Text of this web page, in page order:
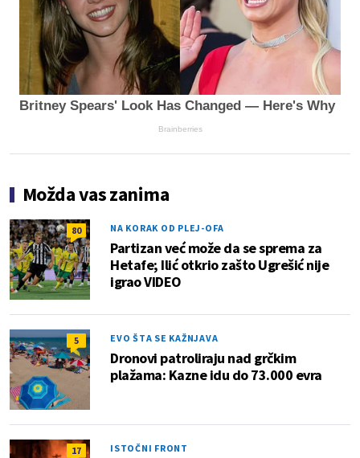
Britney Spears' Look Has Changed — Here's Why
Brainberries
Možda vas zanima
80 NA KORAK OD PLEJ-OFA
Partizan već može da se sprema za
Hetafe; Ilić otkrio zašto Ugrešić nije
igrao VIDEO
5 EVO ŠTA SE KAŽNJAVA
Dronovi patroliraju nad grčkim
plažama: Kazne idu do 73.000 evra
17 ISTOČNI FRONT